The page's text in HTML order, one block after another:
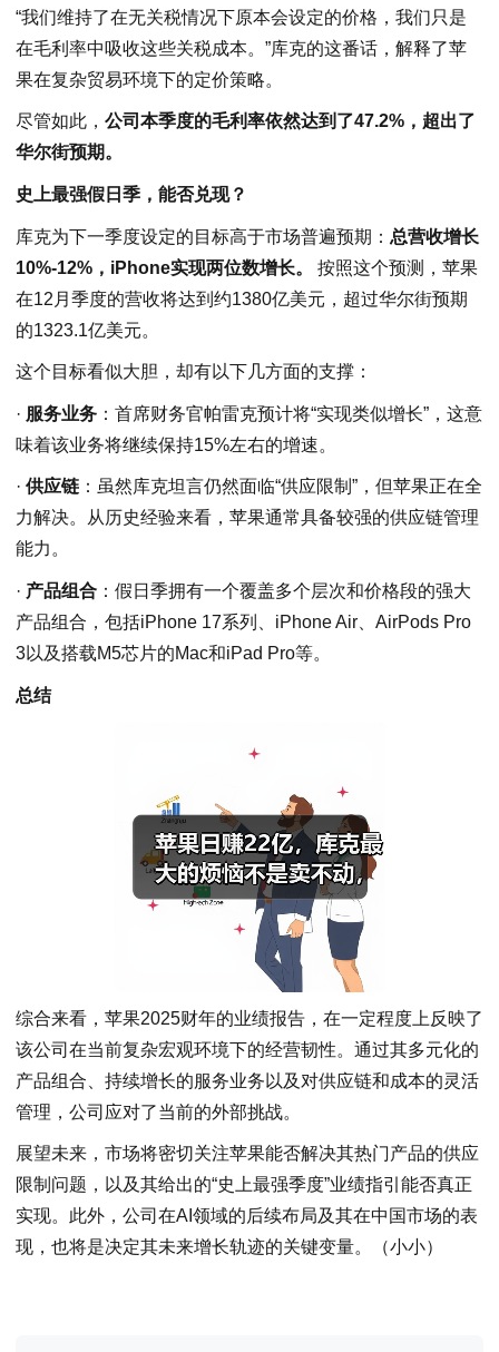
“我们维持了在无关税情况下原本会设定的价格，我们只是
在毛利率中吸收这些关税成本。”库克的这番话，解释了苹
果在复杂贸易环境下的定价策略。
尽管如此， 公司本季度的毛利率依然达到了47.2%，超出了
华尔街预期。
史上最强假日季，能否兑现？
库克为下一季度设定的目标高于市场普遍预期： 总营收增长
10%-12%，iPhone实现两位数增长。
按照这个预测，苹果
在12月季度的营收将达到约1380亿美元，超过华尔街预期
的1323.1亿美元。
这个目标看似大胆，却有以下几方面的支撑：
· 服务业务 ：首席财务官帕雷克预计将“实现类似增长”，这意
味着该业务将继续保持15%左右的增速。
· 供应链 ：虽然库克坦言仍然面临“供应限制”，但苹果正在全
力解决。从历史经验来看，苹果通常具备较强的供应链管理
能力。
· 产品组合 ：假日季拥有一个覆盖多个层次和价格段的强大
产品组合，包括iPhone 17系列、iPhone Air、AirPods Pro
3以及搭载M5芯片的Mac和iPad Pro等。
总结
综合来看，苹果2025财年的业绩报告，在一定程度上反映了
该公司在当前复杂宏观环境下的经营韧性。通过其多元化的
产品组合、持续增长的服务业务以及对供应链和成本的灵活
管理，公司应对了当前的外部挑战。
展望未来，市场将密切关注苹果能否解决其热门产品的供应
限制问题，以及其给出的“史上最强季度”业绩指引能否真正
实现。此外，公司在AI领域的后续布局及其在中国市场的表
现，也将是决定其未来增长轨迹的关键变量。（小小）